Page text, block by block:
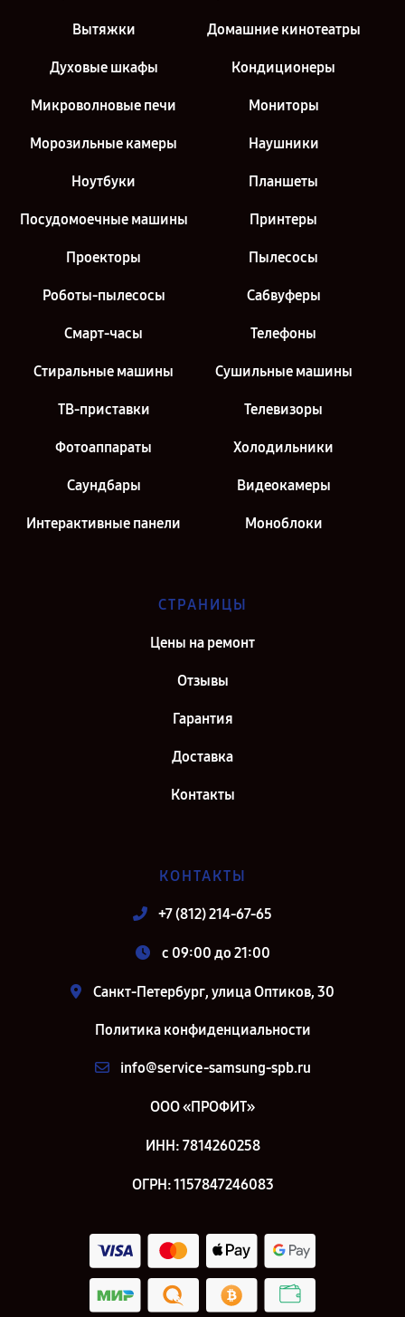
Вытяжки Домашние кинотеатры
Духовые шкафы Кондиционеры
Микроволновые печи Мониторы
Морозильные камеры Наушники
Ноутбуки Планшеты
Посудомоечные машины Принтеры
Проекторы Пылесосы
Роботы-пылесосы Сабвуферы
Смарт-часы Телефоны
Стиральные машины Сушильные машины
ТВ-приставки Телевизоры
Фотоаппараты Холодильники
Саундбары Видеокамеры
Интерактивные панели Моноблоки
СТРАНИЦЫ
Цены на ремонт
Отзывы
Гарантия
Доставка
Контакты
КОНТАКТЫ
+7 (812) 214-67-65
c 09:00 до 21:00
Санкт-Петербург, улица Оптиков, 30
Политика конфиденциальности
info@service-samsung-spb.ru
ООО «ПРОФИТ»
ИНН: 7814260258
ОГРН: 1157847246083